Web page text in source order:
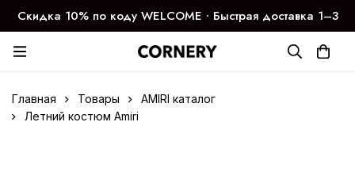
Скидка 10% по коду WELCOME ∙ Быстрая доставка 1–3
дня
Главная Товары
AMIRI каталог
Летний костюм Amiri